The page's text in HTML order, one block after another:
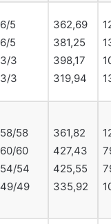
6/5
6/5
3/3
3/3
362,69
381,25
398,17
319,94
58/58
60/60
54/54
49/49
361,82
427,43
425,55
335,92